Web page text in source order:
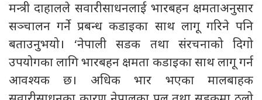
मन्त्री दाहालले सवारीसाधनलाई भारबहन क्षमताअनुसार
सञ्चालन गर्ने प्रबन्ध कडाइका साथ लागू गरिने पनि
बताउनुभयो। ‘नेपाली सडक तथा संरचनाको दिगो
उपयोगका लागि भारबहन क्षमता कडाइका साथ लागू गर्न
आवश्यक छ। अधिक भार भएका मालबाहक